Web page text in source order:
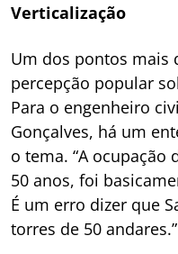
Verticalização
Um dos pontos mais
percepção popular
Para o engenheiro
Gonçalves, há um
o tema. “A ocupação
50 anos, foi
É um erro dizer que
torres de 50 andares.”